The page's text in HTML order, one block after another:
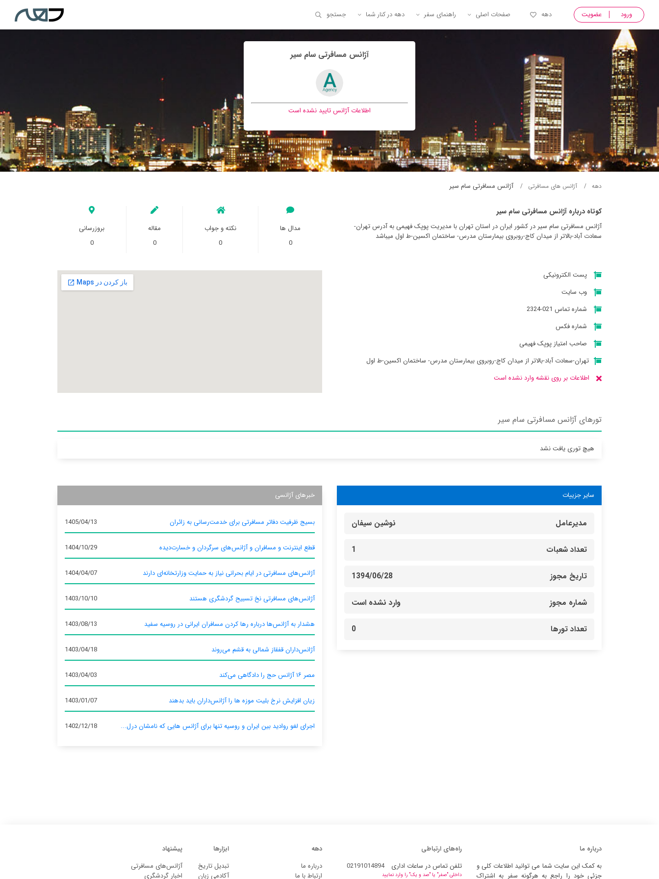
ورود عضویت دهه صفحات اصلی راهنمای سفر دهه در کنار شما جستجو
آژانس مسافرتی سام سير
اطلاعات آژانس تایید نشده است
دهه آژانس های مسافرتی آژانس مسافرتی سام سير
کوتاه درباره آژانس مسافرتی سام سير
آژانس مسافرتی سام سير در کشور ایران در استان تهران با مدیریت پوپک فهیمی به آدرس تهران-
سعادت آباد-بالاتر از میدان کاج-روبروی بیمارستان مدرس- ساختمان اکسین-ط اول میباشد
مدال ها
0
نکته و جواب
0
مقاله
0
بروزرسانی
0
پست الکترونیکی
وب سایت
شماره تماس 021-2324
شماره فکس
صاحب امتیاز پوپک فهیمی
تهران-سعادت آباد-بالاتر از میدان کاج-روبروی بیمارستان مدرس- ساختمان اکسین-ط اول
اطلاعات بر روی نقشه وارد نشده است
تورهای آژانس مسافرتی سام سير
هیچ توری یافت نشد
سایر جزییات
مدیرعامل نوشین سیفان
تعداد شعبات 1
تاریخ مجوز 1394/06/28
شماره مجوز وارد نشده است
تعداد تورها 0
خبرهای آژانسی
بسیج ظرفیت دفاتر مسافرتی برای خدمت‌رسانی به زائران 1405/04/13
قطع اینترنت و مسافران و آژانس‌های سرگردان و خسارت‌دیده 1404/10/29
آژانس‌های مسافرتی در ایام بحرانی نیاز به حمایت وزارتخانه‌ای دارند 1404/04/07
آژانس‌های مسافرتی نخ تسبیح گردشگری هستند 1403/10/10
هشدار به آژانس‌ها درباره رها کردن مسافران ایرانی در روسیه سفید 1403/08/13
آژانس‌داران قفقاز شمالی به قشم می‌روند 1403/04/18
مصر ۱۶ آژانس حج را دادگاهی می‌کند 1403/04/03
زیان افزایش نرخ بلیت موزه ها را آژانس‌داران باید بدهند 1403/01/07
اجرای لغو روادید بین ایران و روسیه تنها برای آژانس‌ هایی که نامشان درل... 1402/12/18
درباره ما
به کمک این سایت شما می توانید اطلاعات کلی و
جزئی خود را راجع به هرگونه سفر به اشتراک
راه‌های ارتباطی
تلفن تماس در ساعات اداری
02191014894
داخلی "صفر" یا "صد و یک" را وارد نمایید
دهه
درباره ما
ارتباط با ما
ابزارها
تبدیل تاریخ
آکادمی زبان
پیشنهاد
آژانس‌های مسافرتی
اخبار گردشگری